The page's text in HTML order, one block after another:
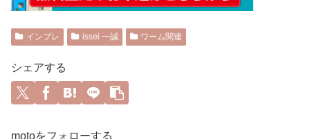
インプレ issei 一誠 ワーム関連
シェアする
motoをフォローする